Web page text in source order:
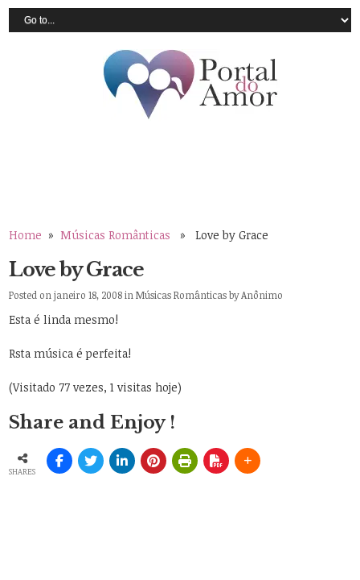
Home » Músicas Românticas » Love by Grace
Love by Grace
Posted on janeiro 18, 2008 inMúsicas RomânticasbyAnônimo
Esta é linda mesmo!
Rsta música é perfeita!
(Visitado 77 vezes, 1 visitas hoje)
Share and Enjoy !
SHARES